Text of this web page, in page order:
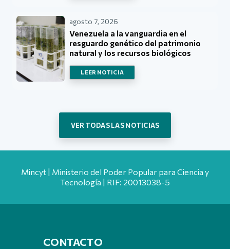
agosto 7, 2026
Venezuela a la vanguardia en el
resguardo genético del patrimonio
natural y los recursos biológicos
LEER NOTICIA
VER TODAS LAS NOTICIAS
Mincyt | Ministerio del Poder Popular para Ciencia y
Tecnología | RIF: 20013038-5
CONTACTO